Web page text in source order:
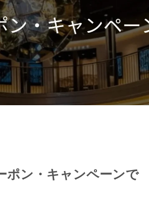
ポン・キャンペーンで